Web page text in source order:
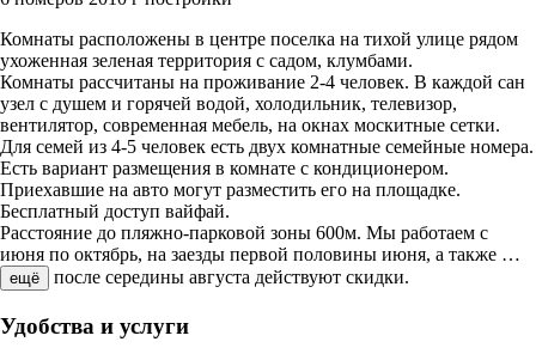
Комнаты расположены в центре поселка на тихой улице рядом
ухоженная зеленая территория с садом, клумбами.
Комнаты рассчитаны на проживание 2-4 человек. В каждой сан
узел с душем и горячей водой, холодильник, телевизор,
вентилятор, современная мебель, на окнах москитные сетки.
Для семей из 4-5 человек есть двух комнатные семейные номера.
Есть вариант размещения в комнате с кондиционером.
Приехавшие на авто могут разместить его на площадке.
Бесплатный доступ вайфай.
Расстояние до пляжно-парковой зоны 600м. Мы работаем с
июня по октябрь, на заезды первой половины июня, а также …
ещё после середины августа действуют скидки.
Удобства и услуги